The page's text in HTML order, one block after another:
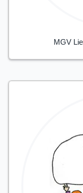
MGV